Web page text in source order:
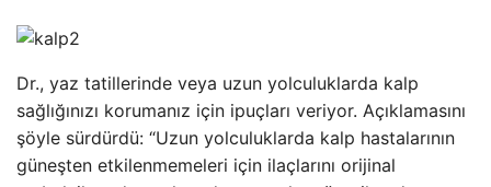
Dr., yaz tatillerinde veya uzun yolculuklarda kalp
sağlığınızı korumanız için ipuçları veriyor. Açıklamasını
şöyle sürdürdü: “Uzun yolculuklarda kalp hastalarının
güneşten etkilenmemeleri için ilaçlarını orijinal